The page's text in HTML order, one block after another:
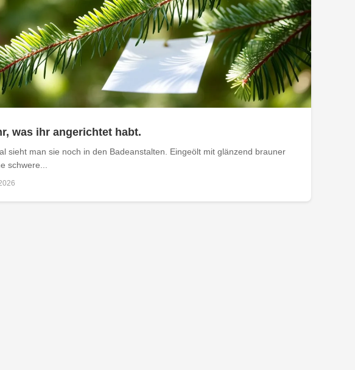
was ihr angerichtet habt.
sieht man sie noch in den Badeanstalten. Eingeölt mit glänzend brauner
schwere...